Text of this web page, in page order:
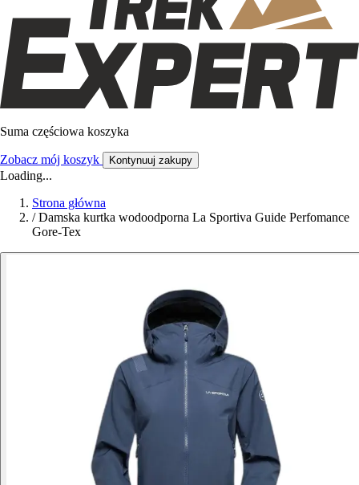
Suma częściowa koszyka
Zobacz mój koszyk Kontynuuj zakupy
Loading...
Strona główna
/ Damska kurtka wodoodporna La Sportiva Guide Perfomance
Gore-Tex